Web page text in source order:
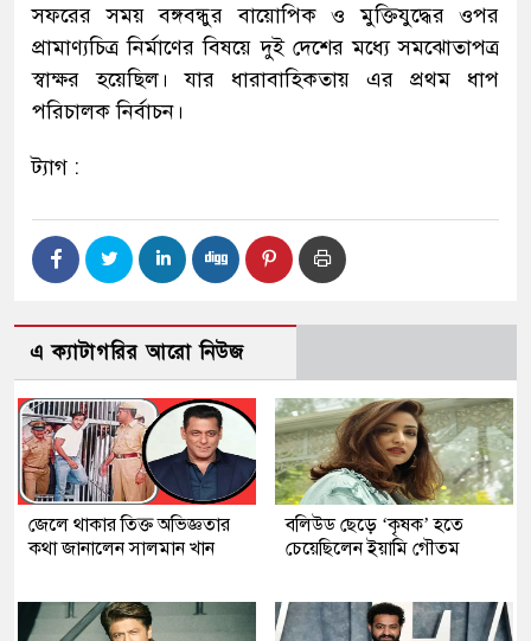
সফরের সময় বঙ্গবন্ধুর বায়োপিক ও মুক্তিযুদ্ধের ওপর
প্রামাণ্যচিত্র নির্মাণের বিষয়ে দুই দেশের মধ্যে সমঝোতাপত্র
স্বাক্ষর হয়েছিল। যার ধারাবাহিকতায় এর প্রথম ধাপ
পরিচালক নির্বাচন।
ট্যাগ :
এ ক্যাটাগরির আরো নিউজ
জেলে থাকার তিক্ত অভিজ্ঞতার
কথা জানালেন সালমান খান
বলিউড ছেড়ে ‘কৃষক’ হতে
চেয়েছিলেন ইয়ামি গৌতম